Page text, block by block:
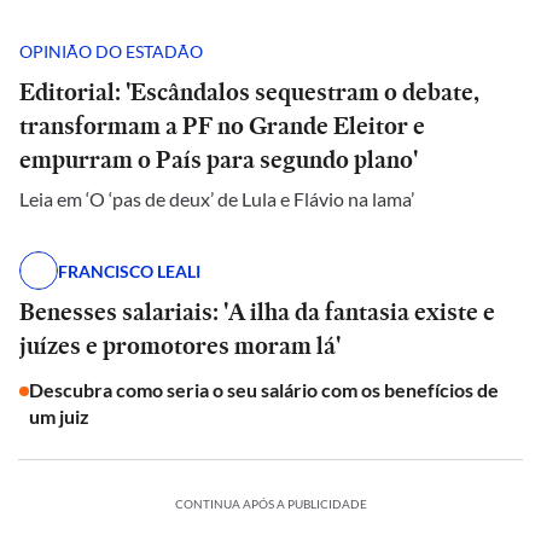
OPINIÃO DO ESTADÃO
Editorial: 'Escândalos sequestram o debate,
transformam a PF no Grande Eleitor e
empurram o País para segundo plano'
Leia em ‘O ‘pas de deux’ de Lula e Flávio na lama’
FRANCISCO LEALI
Benesses salariais: 'A ilha da fantasia existe e
juízes e promotores moram lá'
Descubra como seria o seu salário com os benefícios de
um juiz
CONTINUA APÓS A PUBLICIDADE